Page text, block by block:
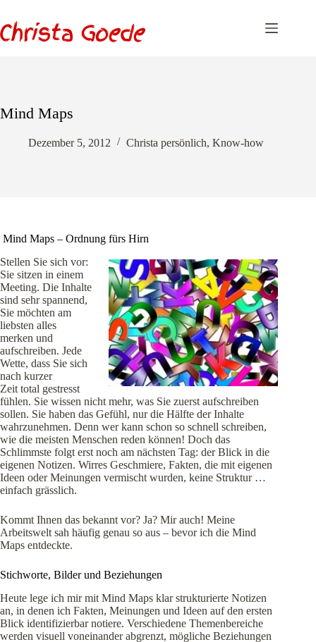
springen
Mind Maps
Dezember 5, 2012 Christa persönlich, Know-how
Mind Maps – Ordnung fürs Hirn
Stellen Sie sich vor:
Sie sitzen in einem
Meeting. Die Inhalte
sind sehr spannend,
Sie möchten am
liebsten alles
merken und
aufschreiben. Jede
Wette, dass Sie sich
nach kurzer
Zeit total gestresst
fühlen. Sie wissen nicht mehr, was Sie zuerst aufschreiben
sollen. Sie haben das Gefühl, nur die Hälfte der Inhalte
wahrzunehmen. Denn wer kann schon so schnell schreiben,
wie die meisten Menschen reden können! Doch das
Schlimmste folgt erst noch am nächsten Tag: der Blick in die
eigenen Notizen. Wirres Geschmiere, Fakten, die mit eigenen
Ideen oder Meinungen vermischt wurden, keine Struktur …
einfach grässlich.
Kommt Ihnen das bekannt vor? Ja? Mir auch! Meine
Arbeitswelt sah häufig genau so aus – bevor ich die Mind
Maps entdeckte.
Stichworte, Bilder und Beziehungen
Heute lege ich mir mit Mind Maps klar strukturierte Notizen
an, in denen ich Fakten, Meinungen und Ideen auf den ersten
Blick identifizierbar notiere. Verschiedene Themenbereiche
werden visuell voneinander abgrenzt, mögliche Beziehungen